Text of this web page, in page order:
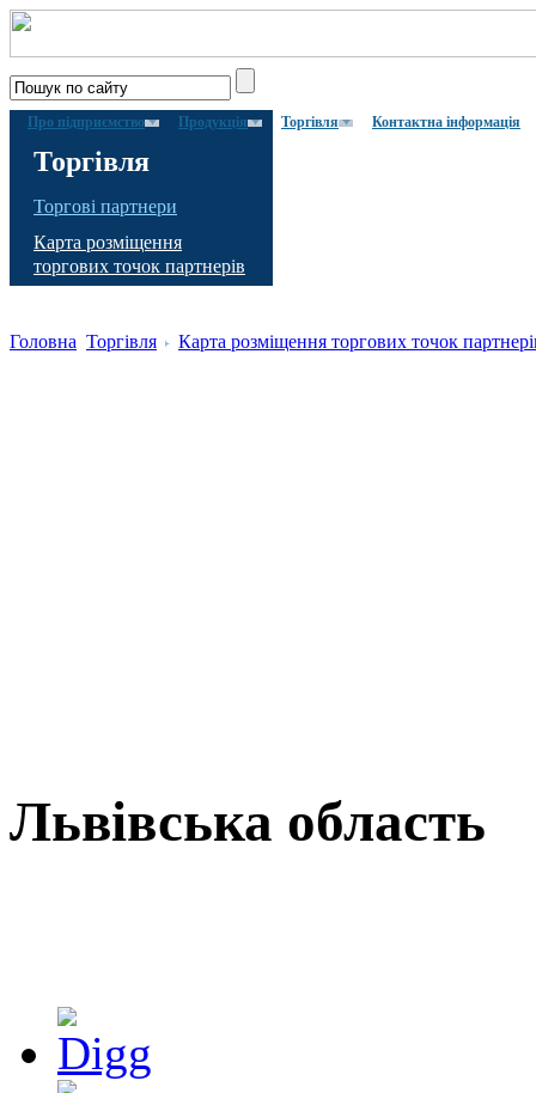
Про підприємство Продукція Торгівля Контактна інформація
Торгівля
Торгові партнери
Карта розміщення
торгових точок партнерів
Головна Торгівля Карта розміщення торгових точок
Львівська область